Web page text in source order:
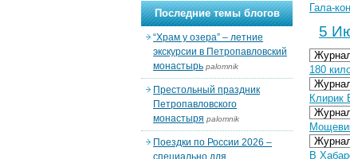
Гала-
5
180
Клирик
В
Последние темы блогов
“Храм у озера” – летние
экскурсии в Петропавловский
монастырь palomnik
Престольный праздник
Петропавловского
монастыря palomnik
Поездки по России 2026 –
специально для